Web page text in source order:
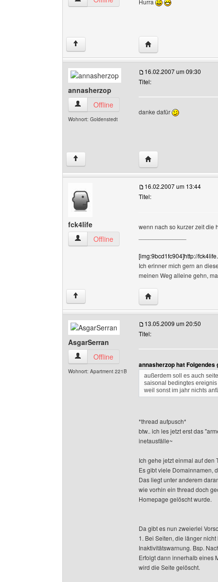
Hurra
↑ Website dieses
annasherzop
annasherzop Benutzer-Profile anzeigen
Offline
Wohnort: Goldenstedt
16.02.2007 um 09:30
Titel:
danke dafür
↑ Website dieses
fck4life
fck4life Benutzer-Profile anzeigen
Offline
16.02.2007 um 13:44
Titel:
wenn nach so kurzer zeit die
[img:9bcd1fc904]http://
Ich erinner mich gern an
meinen Weg alleine gehn,
↑ Website dieses
AsgarSerran
AsgarSerran Benutzer-Profile anzeigen
Offline
Wohnort: Apartment 221B
13.05.2009 um 20:50
Titel:
annasherzop hat Folgendes
außerdem soll es auch
saisonal bedingtes
weil sonst im jahr nichts
*thread aufpusch*
btw.. ich les jetzt erst das
inetausfälle~
Ich gehe jetzt einmal auf den
Es gibt viele Domainnamen,
Das liegt unter anderem
wie vorhin ein thread doch
Homepage gelöscht wurde.
Da gibt es nun zweierlei
1. Bei Seiten, die länger
Inaktivitätswarnung. Bsp.
Erfolgt dann innerhalb eines
wird die Seite gelöscht.